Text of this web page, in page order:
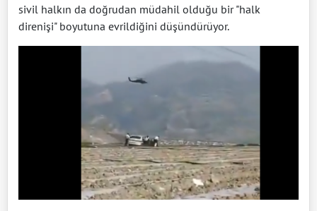
sivil halkın da doğrudan müdahil olduğu bir "halk
direnişi" boyutuna evrildiğini düşündürüyor.